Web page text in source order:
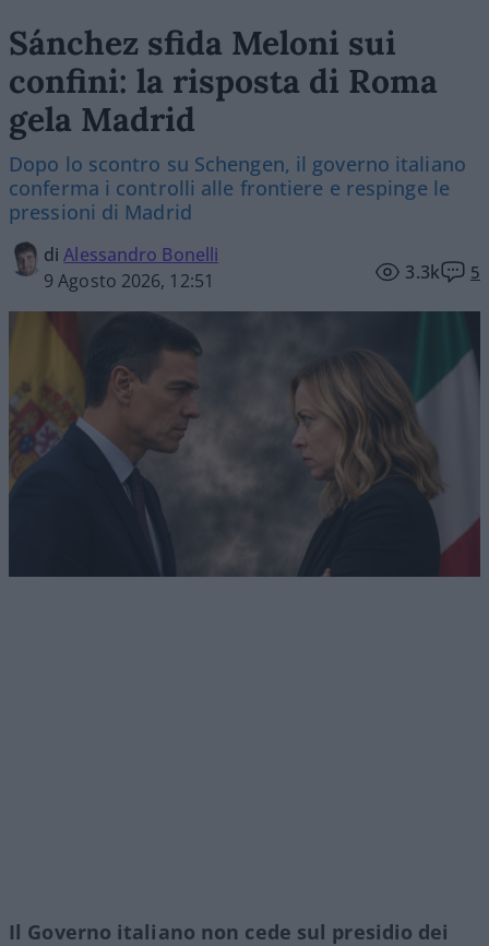
Sánchez sfida Meloni sui
confini: la risposta di Roma
gela Madrid
Dopo lo scontro su Schengen, il governo italiano
conferma i controlli alle frontiere e respinge le
pressioni di Madrid
diAlessandro Bonelli
9 Agosto 2026, 12:51
3.3k 5
Il Governo italiano non cede sul presidio dei